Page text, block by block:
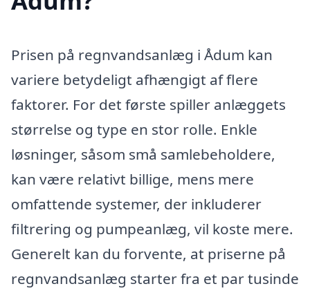
Prisen på regnvandsanlæg i Ådum kan
variere betydeligt afhængigt af flere
faktorer. For det første spiller anlæggets
størrelse og type en stor rolle. Enkle
løsninger, såsom små samlebeholdere,
kan være relativt billige, mens mere
omfattende systemer, der inkluderer
filtrering og pumpeanlæg, vil koste mere.
Generelt kan du forvente, at priserne på
regnvandsanlæg starter fra et par tusinde